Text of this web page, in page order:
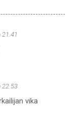
22.53
vika